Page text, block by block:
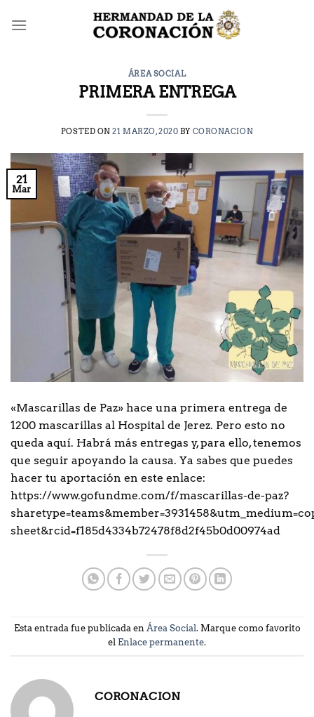
ÁREA SOCIAL
PRIMERA ENTREGA
POSTED ON21 MARZO, 2020 BY CORONACION
21
Mar
«Mascarillas de Paz» hace una primera entrega de
1200 mascarillas al Hospital de Jerez. Pero esto no
queda aquí. Habrá más entregas y, para ello, tenemos
que seguir apoyando la causa. Ya sabes que puedes
hacer tu aportación en este enlace:
https://www.gofundme.com/f/mascarillas-de-paz?
sheet&rcid=f185d4334b72478f8d2f45b0d00974ad
Esta entrada fue publicada en Área Social. Marque como favorito
el Enlace permanente.
CORONACION